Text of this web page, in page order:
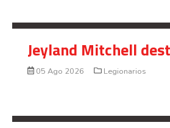
Jeyland Mitchell
05 Ago 2026 Legionarios